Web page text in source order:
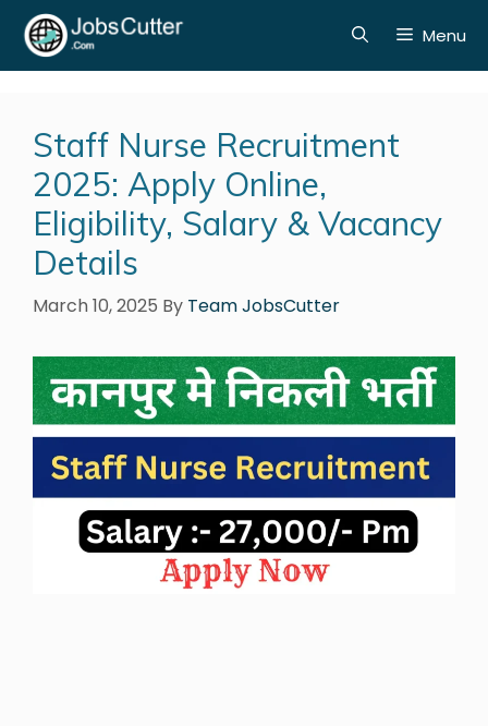
Menu
Staff Nurse Recruitment
2025: Apply Online,
Eligibility, Salary & Vacancy
Details
March 10, 2025 By Team JobsCutter